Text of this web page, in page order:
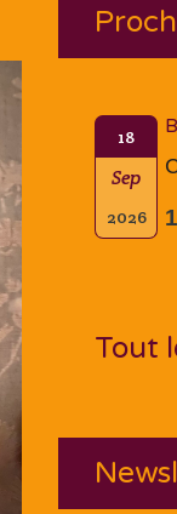
18
Sep
2026
Tout